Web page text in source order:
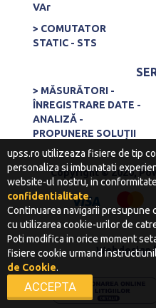
VAr
> COMUTATOR
STATIC - STS
> MĂSURĂTORI -
ÎNREGISTRARE DATE -
ANALIZĂ -
PROPUNERE SOLUȚII
Copyright © 2020,
Webdesign
upss.ro utilizeaza fisiere de tip
personaliza si imbunatati
website-ul nostru, in
confidentialitate.
Continuarea navigarii presupune
cu utilizarea cookie-urilor de
Poti modifica in orice moment
fisiere cookie urmand
de Cookie.
ACCEPTA